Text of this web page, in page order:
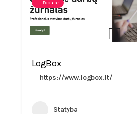
Popular
LogBox
https://www.logbox.lt/
Statyba